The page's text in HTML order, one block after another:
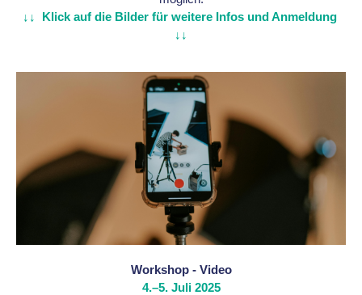
↓↓ Klick auf die Bilder für weitere Infos und Anmeldung
↓↓
Workshop - Video
4.–5. Juli 2025